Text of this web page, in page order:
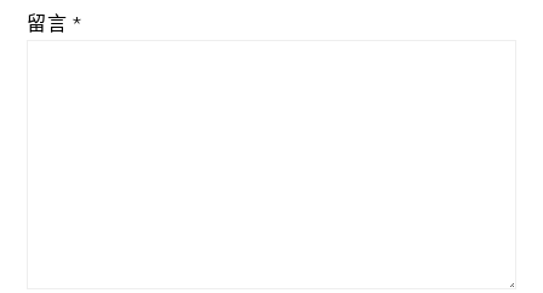
留言 *